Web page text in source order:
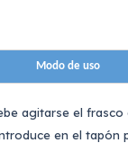
Modo de uso
agitarse el frasco
en el tapón